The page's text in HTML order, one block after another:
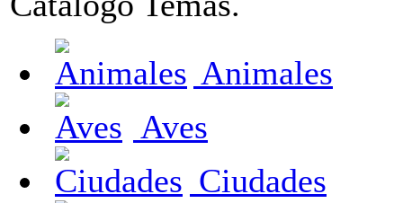
Animales
Aves
Ciudades